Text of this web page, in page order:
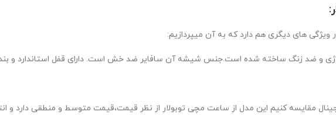
های دیگری هم دارد که به آن میپردازیم:
و ضد زنگ ساخته شده است.جنس شیشه آن سافایر ضد خش است. دارای قفل استاندارد و
مقایسه کنیم این مدل از ساعت مچی توبولار از نظر قیمت،قیمت متوسط و منطقی دارد و